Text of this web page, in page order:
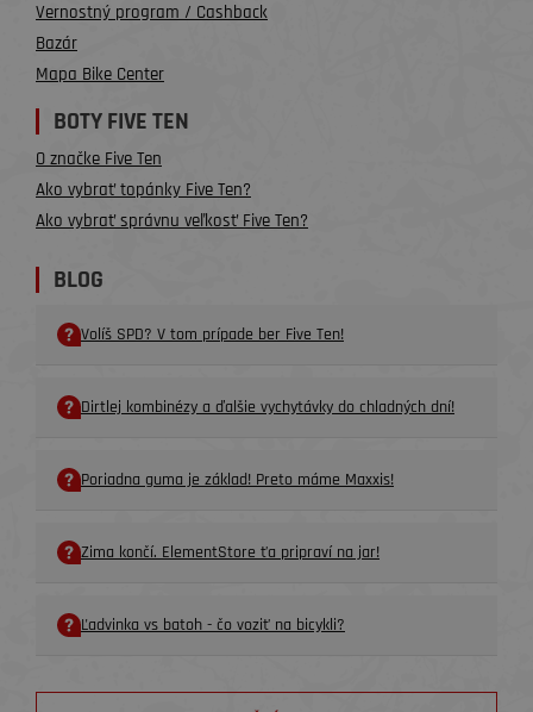
Vernostný program / Cashback
Bazár
Mapa Bike Center
BOTY FIVE TEN
O značke Five Ten
Ako vybrať topánky Five Ten?
Ako vybrať správnu veľkosť Five Ten?
BLOG
Volíš SPD? V tom prípade ber Five Ten!
Dirtlej kombinézy a ďalšie vychytávky do chladných dní!
Poriadna guma je základ! Preto máme Maxxis!
Zima končí. ElementStore ťa pripraví na jar!
Ľadvinka vs batoh - čo voziť na bicykli?